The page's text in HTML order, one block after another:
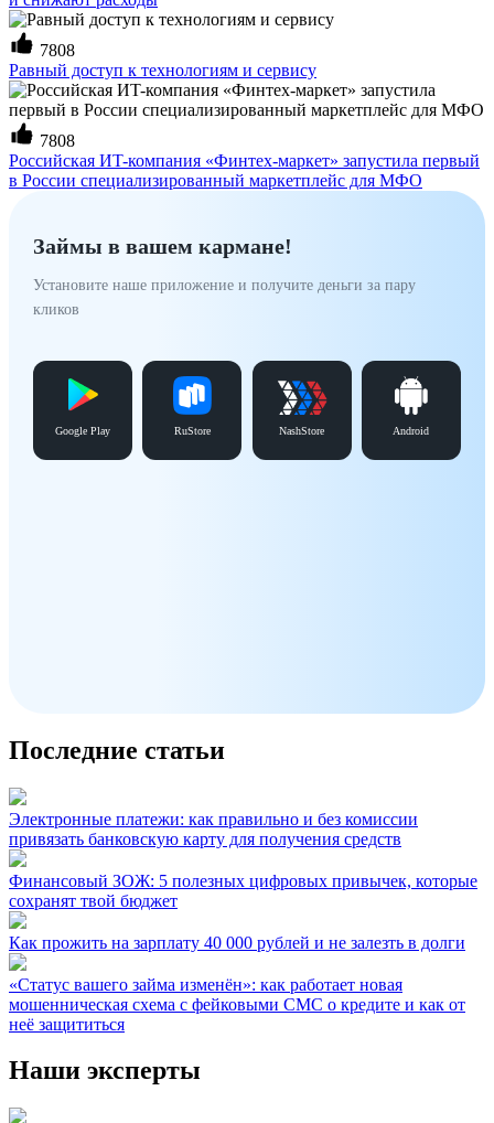
7808
Равный доступ к технологиям и сервису
7808
Российская ИT-компания «Финтех-маркет» запустила первый
в России специализированный маркетплейс для МФО
Займы в вашем кармане!
Установите наше приложение и получите деньги за пару
кликов
Google Play RuStore NashStore Android
Последние статьи
Электронные платежи: как правильно и без комиссии
привязать банковскую карту для получения средств
Финансовый ЗОЖ: 5 полезных цифровых привычек, которые
сохранят твой бюджет
Как прожить на зарплату 40 000 рублей и не залезть в долги
«Статус вашего займа изменён»: как работает новая
мошенническая схема с фейковыми СМС о кредите и как от
неё защититься
Наши эксперты